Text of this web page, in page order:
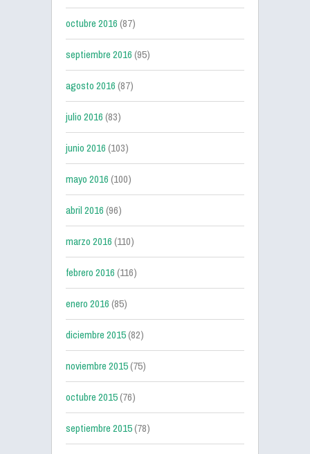
octubre 2016(87)
septiembre 2016(95)
agosto 2016(87)
julio 2016(83)
junio 2016(103)
mayo 2016(100)
abril 2016(96)
marzo 2016(110)
febrero 2016(116)
enero 2016(85)
diciembre 2015(82)
noviembre 2015(75)
octubre 2015(76)
septiembre 2015(78)